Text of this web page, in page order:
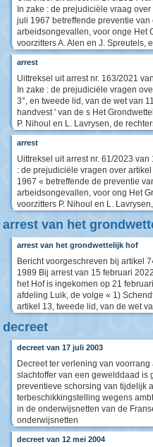
In zake : de prejudiciële vraag
juli 1967 betreffende preventie
arbeidsongevallen, voor onge Het
voorzitters A. Alen en J. Spreutels,
arrest
Uittreksel uit arrest nr. 163/2021
In zake : de prejudiciële vragen
3°, en tweede lid, van de wet van
handvest ' van de s Het
P. Nihoul en L. Lavrysen, de
arrest
Uittreksel uit arrest nr. 61/2023
: de prejudiciële vragen over
1967 « betreffende de preventie
arbeidsongevallen, voor ong Het
voorzitters P. Nihoul en L.
arrest van het
arrest van het grondwettelijk hof
Bericht voorgeschreven bij artikel
1989 Bij arrest van 15 februari
het Hof is ingekomen op 21
afdeling Luik, de volge « 1)
artikel 13, tweede lid, van de wet
decreet
decreet van 17 juli 2003
Decreet ter verlening van
slachtoffer van een gewelddaad is
preventieve schorsing van tijdelijk
terbeschikkingstelling wegens
in de onderwijsnetten van de
onderwijsnetten
decreet van 12 mei 2004